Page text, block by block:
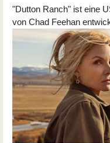
"Dutton Ranch" ist eine
von Chad Feehan